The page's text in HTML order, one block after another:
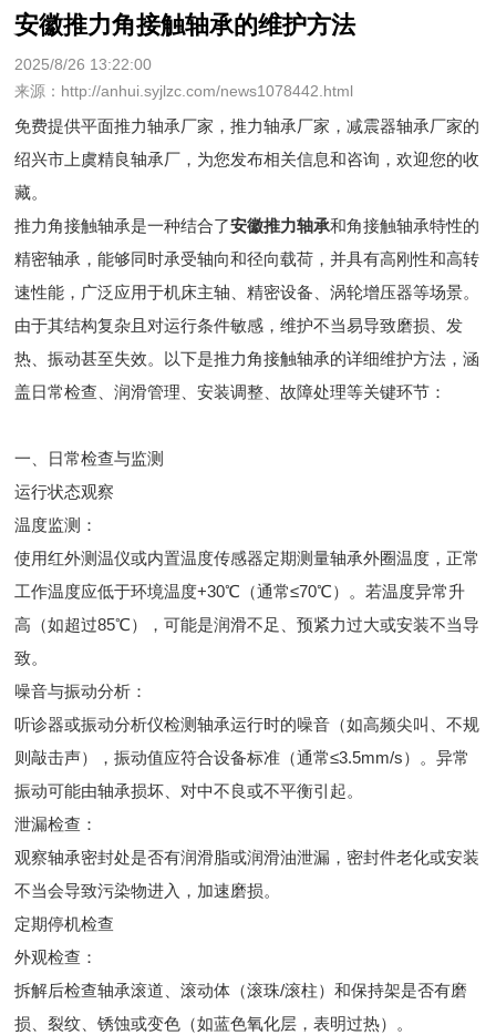
安徽推力角接触轴承的维护方法
2025/8/26 13:22:00
来源：http://anhui.syjlzc.com/news1078442.html
免费提供平面推力轴承厂家 ，推力轴承厂家，减震器轴承厂家的
绍兴市上虞精良轴承厂，为您发布相关信息和咨询，欢迎您的收
藏。
推力角接触轴承是一种结合了安徽推力轴承和角接触轴承特性的
精密轴承，能够同时承受轴向和径向载荷，并具有高刚性和高转
速性能，广泛应用于机床主轴、精密设备、涡轮增压器等场景。
由于其结构复杂且对运行条件敏感，维护不当易导致磨损、发
热、振动甚至失效。以下是推力角接触轴承的详细维护方法，涵
盖日常检查、润滑管理、安装调整、故障处理等关键环节：
一、日常检查与监测
运行状态观察
温度监测：
使用红外测温仪或内置温度传感器定期测量轴承外圈温度，正常
工作温度应低于环境温度+30℃（通常≤70℃）。若温度异常升
高（如超过85℃），可能是润滑不足、预紧力过大或安装不当导
致。
噪音与振动分析：
听诊器或振动分析仪检测轴承运行时的噪音（如高频尖叫、不规
则敲击声），振动值应符合设备标准（通常≤3.5mm/s）。异常
振动可能由轴承损坏、对中不良或不平衡引起。
泄漏检查：
观察轴承密封处是否有润滑脂或润滑油泄漏，密封件老化或安装
不当会导致污染物进入，加速磨损。
定期停机检查
外观检查：
拆解后检查轴承滚道、滚动体（滚珠/滚柱）和保持架是否有磨
损、裂纹、锈蚀或变色（如蓝色氧化层，表明过热）。